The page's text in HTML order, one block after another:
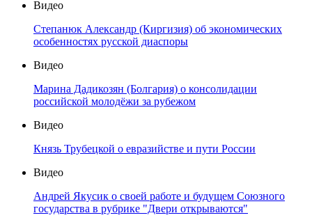
Видео
Степанюк Александр (Киргизия) об экономических
особенностях русской диаспоры
Видео
Марина Дадикозян (Болгария) о консолидации
российской молодёжи за рубежом
Видео
Князь Трубецкой о евразийстве и пути России
Видео
Андрей Якусик о своей работе и будущем Союзного
государства в рубрике "Двери открываются"